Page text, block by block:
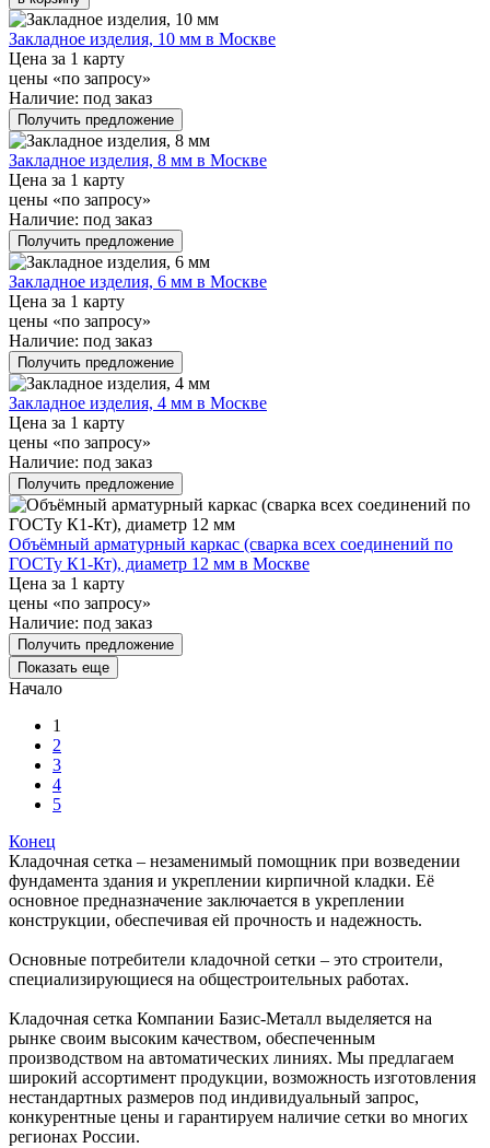
Закладное изделия, 10 мм в Москве
Цена за 1 карту
цены «по запросу»
Наличие: под заказ
Получить предложение
Закладное изделия, 8 мм в Москве
Цена за 1 карту
цены «по запросу»
Наличие: под заказ
Получить предложение
Закладное изделия, 6 мм в Москве
Цена за 1 карту
цены «по запросу»
Наличие: под заказ
Получить предложение
Закладное изделия, 4 мм в Москве
Цена за 1 карту
цены «по запросу»
Наличие: под заказ
Получить предложение
Объёмный арматурный каркас (сварка всех соединений по
ГОСТу К1-Кт), диаметр 12 мм в Москве
Цена за 1 карту
цены «по запросу»
Наличие: под заказ
Получить предложение
Показать еще
Начало
1
2
3
4
5
Конец
Кладочная сетка – незаменимый помощник при возведении
фундамента здания и укреплении кирпичной кладки. Её
основное предназначение заключается в укреплении
конструкции, обеспечивая ей прочность и надежность.
Основные потребители кладочной сетки – это строители,
специализирующиеся на общестроительных работах.
Кладочная сетка Компании Базис-Металл выделяется на
рынке своим высоким качеством, обеспеченным
производством на автоматических линиях. Мы предлагаем
широкий ассортимент продукции, возможность изготовления
нестандартных размеров под индивидуальный запрос,
конкурентные цены и гарантируем наличие сетки во многих
регионах России.